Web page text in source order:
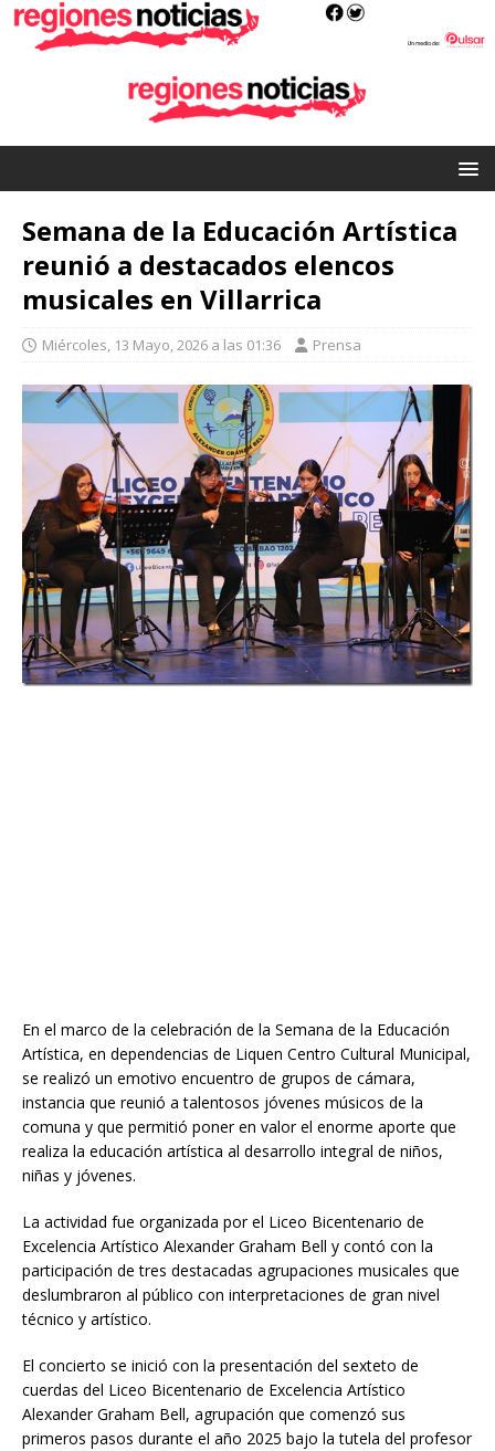
Semana de la Educación Artística
reunió a destacados elencos
musicales en Villarrica
Miércoles, 13 Mayo, 2026 a las 01:36 Prensa
En el marco de la celebración de la Semana de la Educación
Artística, en dependencias de Liquen Centro Cultural Municipal,
se realizó un emotivo encuentro de grupos de cámara,
instancia que reunió a talentosos jóvenes músicos de la
comuna y que permitió poner en valor el enorme aporte que
realiza la educación artística al desarrollo integral de niños,
niñas y jóvenes.
La actividad fue organizada por el Liceo Bicentenario de
Excelencia Artístico Alexander Graham Bell y contó con la
participación de tres destacadas agrupaciones musicales que
deslumbraron al público con interpretaciones de gran nivel
técnico y artístico.
El concierto se inició con la presentación del sexteto de
cuerdas del Liceo Bicentenario de Excelencia Artístico
Alexander Graham Bell, agrupación que comenzó sus
primeros pasos durante el año 2025 bajo la tutela del profesor